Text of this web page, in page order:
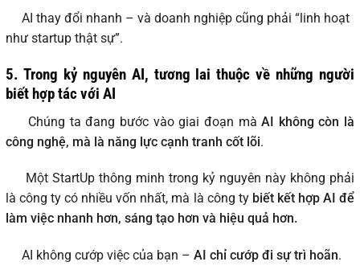
AI thay đổi nhanh – và doanh nghiệp cũng phải “linh hoạt
như startup thật sự”.
5. Trong kỷ nguyên AI, tương lai thuộc về những người
biết hợp tác với AI
Chúng ta đang bước vào giai đoạn màAI không còn là
công nghệ, mà là năng lực cạnh tranh cốt lõi.
Một StartUp thông minh trong kỷ nguyên này không phải
là công ty có nhiều vốn nhất, mà là công ty biết kết hợp AI để
làm việc nhanh hơn, sáng tạo hơn và hiệu quả hơn.
AI không cướp việc của bạn – AI chỉ cướp đi sự trì hoãn.